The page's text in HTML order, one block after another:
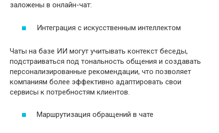
заложены в онлайн-чат:
Интеграция с искусственным интеллектом
Чаты на базе ИИ могут учитывать контекст беседы,
подстраиваться под тональность общения и создавать
персонализированные рекомендации, что позволяет
компаниям более эффективно адаптировать свои
сервисы к потребностям клиентов.
Маршрутизация обращений в чате